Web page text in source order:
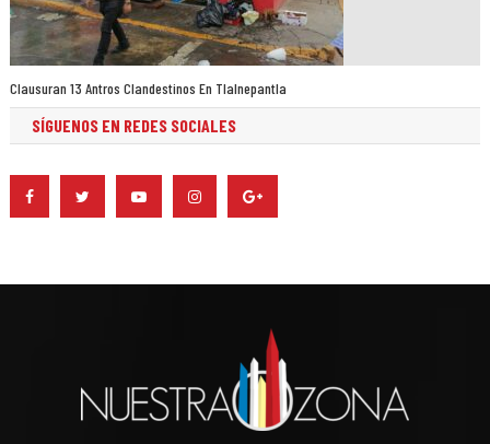
Clausuran 13 Antros Clandestinos En Tlalnepantla
SÍGUENOS EN REDES SOCIALES